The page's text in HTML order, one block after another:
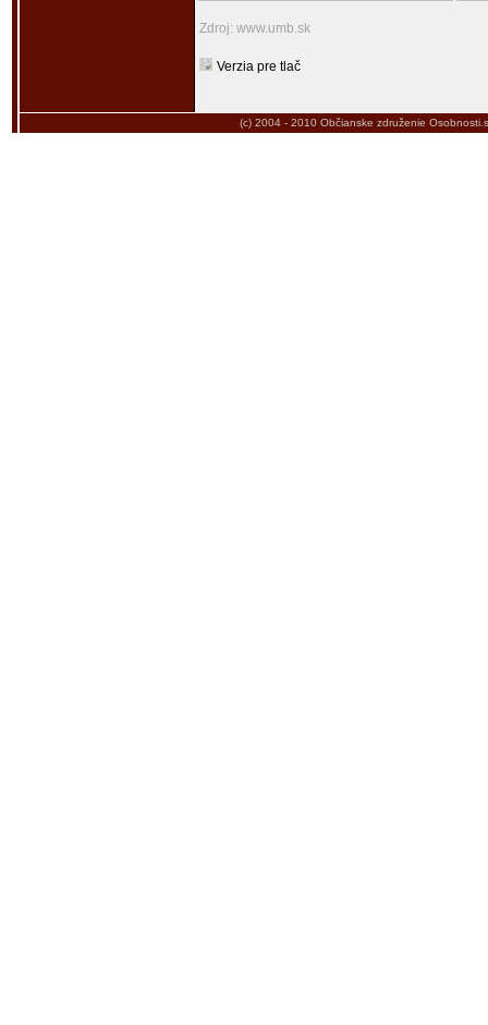
Zdroj: www.umb.sk
Verzia pre tlač
(c) 2004 - 2010 Občianske združenie